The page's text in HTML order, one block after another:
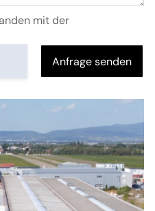
mit der
Anfrage senden